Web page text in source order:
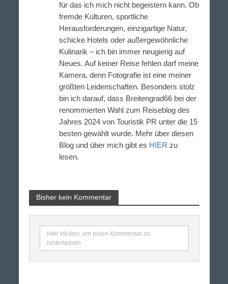
für das ich mich nicht begeistern kann. Ob
fremde Kulturen, sportliche
Herausforderungen, einzigartige Natur,
schicke Hotels oder außergewöhnliche
Kulinarik – ich bin immer neugierig auf
Neues. Auf keiner Reise fehlen darf meine
Kamera, denn Fotografie ist eine meiner
größten Leidenschaften. Besonders stolz
bin ich darauf, dass Breitengrad66 bei der
renommierten Wahl zum Reiseblog des
Jahres 2024 von Touristik PR unter die 15
besten gewählt wurde. Mehr über diesen
Blog und über mich gibt es HIER zu
lesen.
Bisher kein Kommentar
Hier klicken, um einen Kommentar zu
hinterlassen